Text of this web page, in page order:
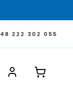
222 302 055